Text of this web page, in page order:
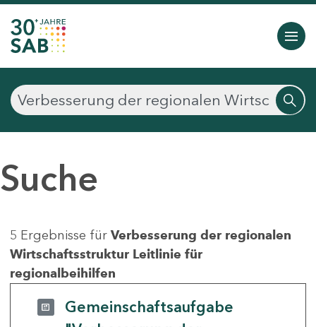
Suche
5 Ergebnisse für Verbesserung der regionalen
Wirtschaftsstruktur Leitlinie für
regionalbeihilfen
Gemeinschaftsaufgabe